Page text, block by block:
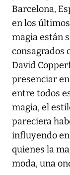
Barcelona,
en los
magia están
consagrados
David
presenciar en
entre todos
magia, el
pareciera
influyendo
quienes la
moda, una